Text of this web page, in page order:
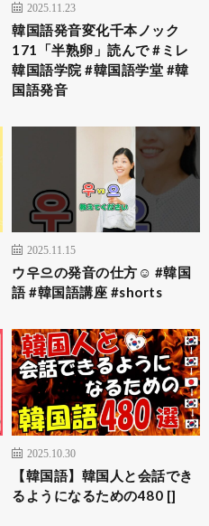
2025.11.23
韓国語発音変化千本ノック
171「半熟卵」読んで #ミレ
韓国語学院 #韓国語学堂 #韓
国語発音
2025.11.15
ウ우으の発音の仕方☺️ #韓国
語 #韓国語講座 #shorts
2025.10.30
【韓国語】韓国人と会話でき
るようになるための480 []